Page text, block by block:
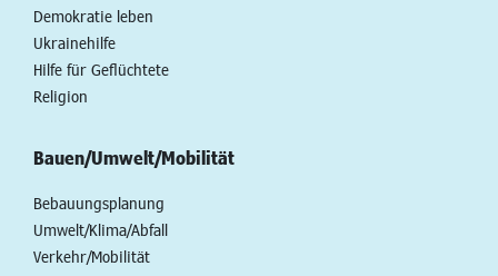
Demokratie leben
Ukrainehilfe
Hilfe für Geflüchtete
Religion
Bauen/Umwelt/Mobilität
Bebauungsplanung
Umwelt/Klima/Abfall
Verkehr/Mobilität